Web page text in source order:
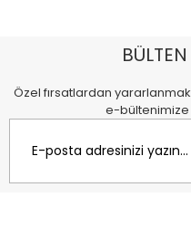
Özel fırsatlardan
e-bültenimize